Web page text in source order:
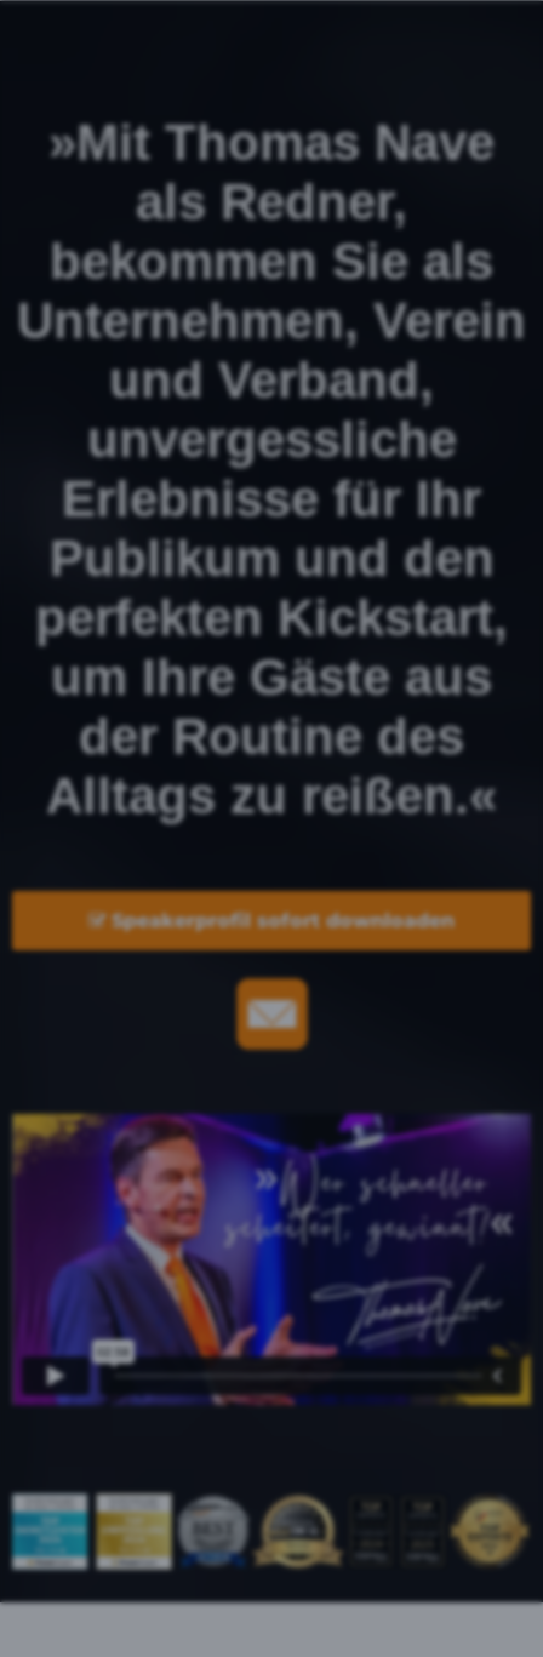
»Mit Thomas Nave
als Redner,
bekommen Sie als
Unternehmen, Verein
und Verband,
unvergessliche
Erlebnisse für Ihr
Publikum und den
perfekten Kickstart,
um Ihre Gäste aus
der Routine des
Alltags zu reißen.«
Speakerprofil sofort downloaden